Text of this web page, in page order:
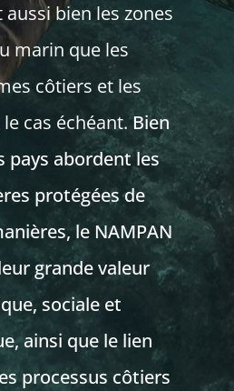
bien les zones
marin que les
côtiers et les
le cas échéant.Bien
pays abordent les
protégées de
le NAMPAN
grande valeur
sociale et
ainsi que le lien
processus côtiers